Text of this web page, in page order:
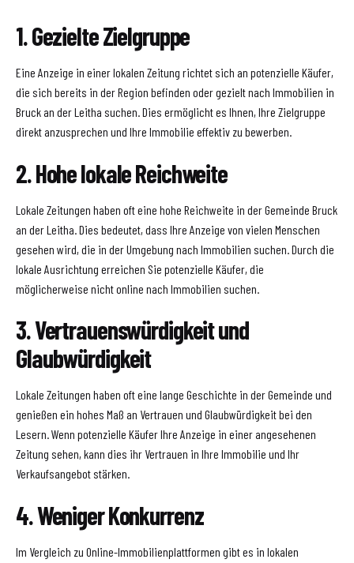
1. Gezielte Zielgruppe
Eine Anzeige in einer lokalen Zeitung richtet sich an potenzielle Käufer,
die sich bereits in der Region befinden oder gezielt nach Immobilien in
Bruck an der Leitha suchen. Dies ermöglicht es Ihnen, Ihre Zielgruppe
direkt anzusprechen und Ihre Immobilie effektiv zu bewerben.
2. Hohe lokale Reichweite
Lokale Zeitungen haben oft eine hohe Reichweite in der Gemeinde Bruck
an der Leitha. Dies bedeutet, dass Ihre Anzeige von vielen Menschen
gesehen wird, die in der Umgebung nach Immobilien suchen. Durch die
lokale Ausrichtung erreichen Sie potenzielle Käufer, die
möglicherweise nicht online nach Immobilien suchen.
3. Vertrauenswürdigkeit und
Glaubwürdigkeit
Lokale Zeitungen haben oft eine lange Geschichte in der Gemeinde und
genießen ein hohes Maß an Vertrauen und Glaubwürdigkeit bei den
Lesern. Wenn potenzielle Käufer Ihre Anzeige in einer angesehenen
Zeitung sehen, kann dies ihr Vertrauen in Ihre Immobilie und Ihr
Verkaufsangebot stärken.
4. Weniger Konkurrenz
Im Vergleich zu Online-Immobilienplattformen gibt es in lokalen